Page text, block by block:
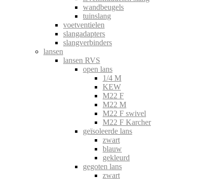
wandbeugels
tuinslang
voetventielen
slangadapters
slangverbinders
lansen
lansen RVS
open lans
1/4 M
KEW
M22 F
M22 M
M22 F swivel
M22 F Karcher
geïsoleerde lans
zwart
blauw
gekleurd
gegoten lans
zwart